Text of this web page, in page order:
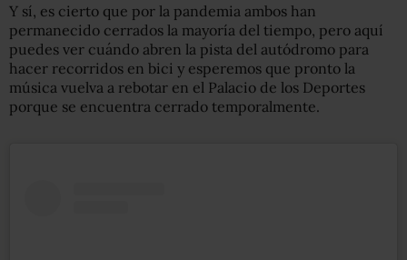
Y sí, es cierto que por la pandemia ambos han
permanecido cerrados la mayoría del tiempo, pero aquí
puedes ver cuándo abren la pista del autódromo para
hacer recorridos en bici y esperemos que pronto la
música vuelva a rebotar en el Palacio de los Deportes
porque se encuentra cerrado temporalmente.